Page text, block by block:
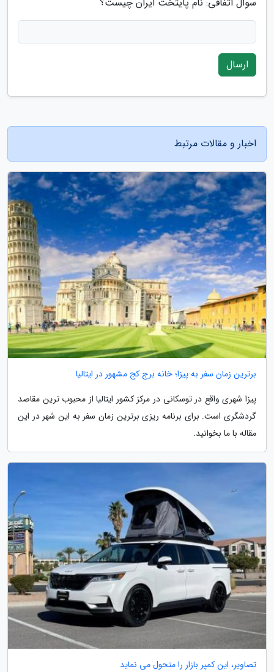
ارسال
اخبار و مقالات مرتبط
برترین زمان سفر به پیزا؛ خانه برج کج مشهور در ایتالیا
پیزا شهری واقع در توسکانی در مرکز کشور ایتالیا از محبوب ترین مقاصد
گردشگری است. برای برنامه ریزی برترین زمان سفر به این شهر در این
مقاله با ما بخوانید.
تصاویر، این کمپر بازار را متحول می نماید